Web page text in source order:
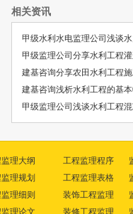
相关资讯
甲级水利水电监理公司浅谈
甲级监理公司分享水利工程
建基咨询分享农田水利工程
建基咨询浅析水利工程的基
甲级监理公司浅谈水利工程
理大纲
理规划
理细则
理论文
工程监理程序
工程监理表格
装饰工程监理
装修工程监理